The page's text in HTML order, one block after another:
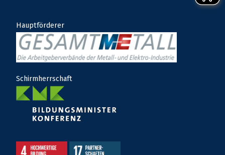
Hauptförderer
Schirmherrschaft